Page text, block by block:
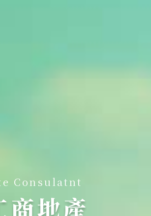
Consulatnt
商地產